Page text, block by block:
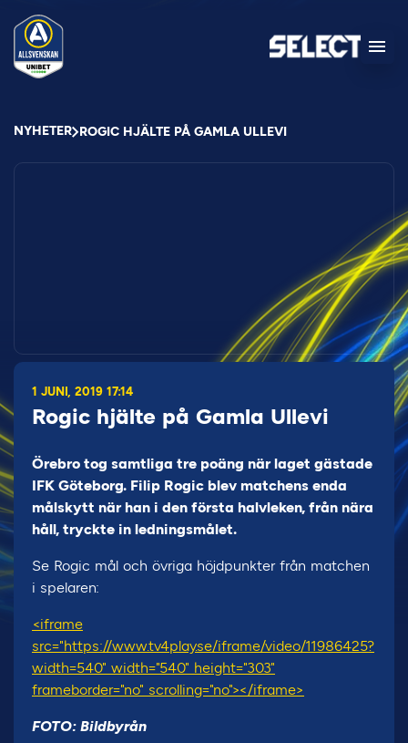
NYHETER ROGIC HJÄLTE PÅ GAMLA ULLEVI
1 JUNI, 2019 17:14
Rogic hjälte på Gamla Ullevi
Örebro tog samtliga tre poäng när laget gästade
IFK Göteborg. Filip Rogic blev matchens enda
målskytt när han i den första halvleken, från nära
håll, tryckte in ledningsmålet.
Se Rogic mål och övriga höjdpunkter från matchen
i spelaren:
<iframe
src="https://www.tv4play.se/iframe/video/11986425?
width=540" width="540" height="303"
frameborder="no" scrolling="no"></iframe>
FOTO: Bildbyrån